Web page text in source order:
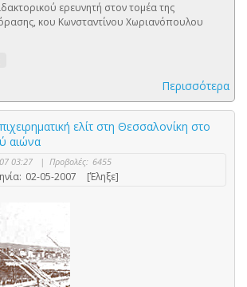
ερευνητή στον τομέα της
κου Κωνσταντίνου Χωριανόπουλου
Περισσότερα
ελίτ στη Θεσσαλονίκη στο
αιώνα
03:27 | Προβολές: 6455
02-05-2007 [Έληξε]